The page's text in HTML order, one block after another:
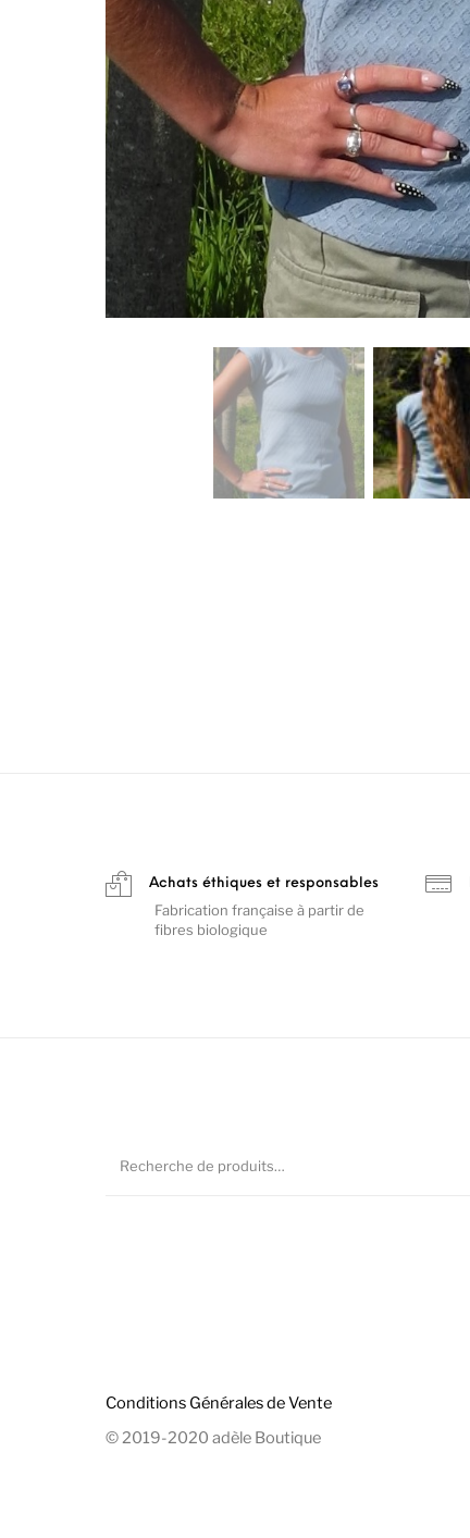
Achats éthiques et responsables
Fabrication française à partir de
fibres biologique
Conditions Générales de Vente
© 2019-2020 adèle Boutique